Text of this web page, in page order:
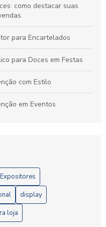
como destacar suas
para Encartelados
para Doces em Festas
com Estilo
em Eventos
para Seu Evento
Visibilidade em Eventos
atrair clientes e
Expositores
display
loja